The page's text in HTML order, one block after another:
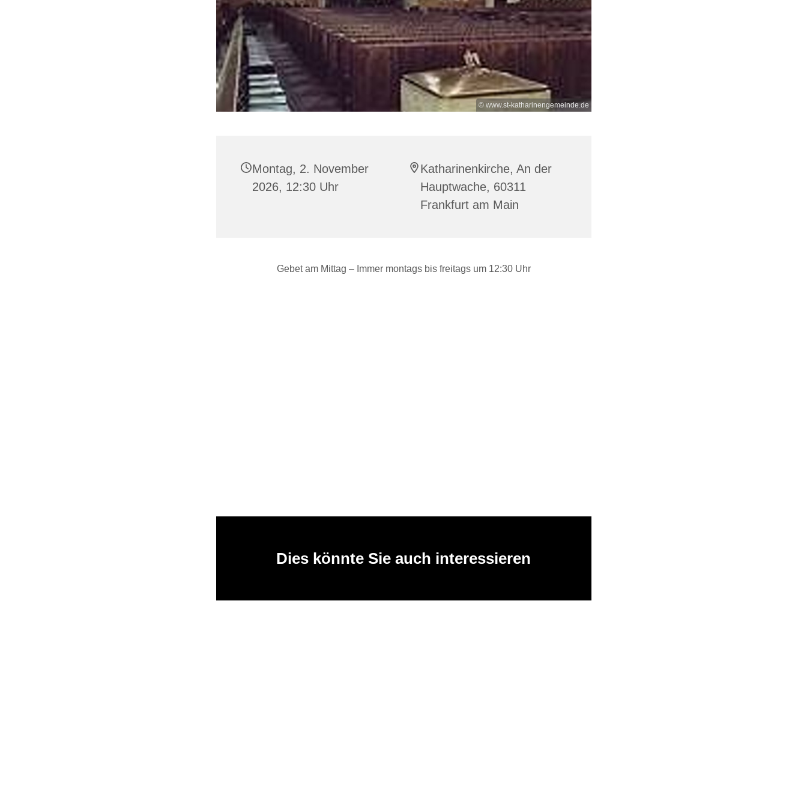
© www.st-katharinengemeinde.de
Montag, 2. November
2026, 12:30 Uhr
Katharinenkirche, An der
Hauptwache, 60311
Frankfurt am Main
Gebet am Mittag – Immer montags bis freitags um 12:30 Uhr
Dies könnte Sie auch interessieren